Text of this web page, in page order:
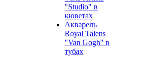
"Studio" в
кюветах
Акварель
Royal Talens
"Van Gogh" в
тубах